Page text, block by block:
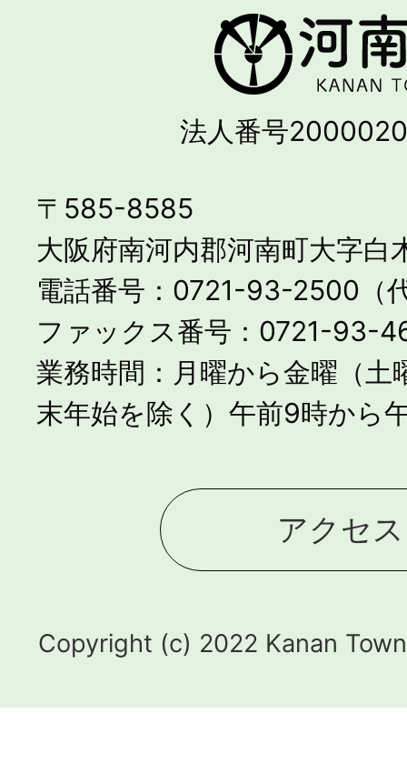
法人番号
〒585-8585
大阪府南河内郡河南町大字白
電話番号：0721-93-2500（
ファックス番号：0721-93-
業務時間：月曜から金曜（土
末年始を除く）午前9時から
アクセス
Copyright (c) 2022 Kanan